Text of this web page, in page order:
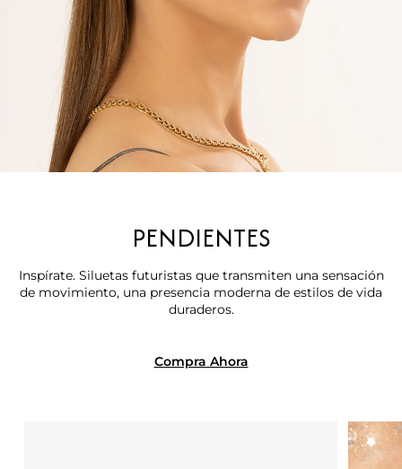
PENDIENTES
Inspírate. Siluetas futuristas que transmiten una sensación
de movimiento, una presencia moderna de estilos de vida
duraderos.
Compra Ahora